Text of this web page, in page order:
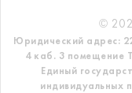
©
Юридический адрес:
4 каб. 3 помещение
Единый
индивидуальных